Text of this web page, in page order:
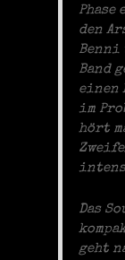
den
Benni
Band
einen
im
hört
Das
geht